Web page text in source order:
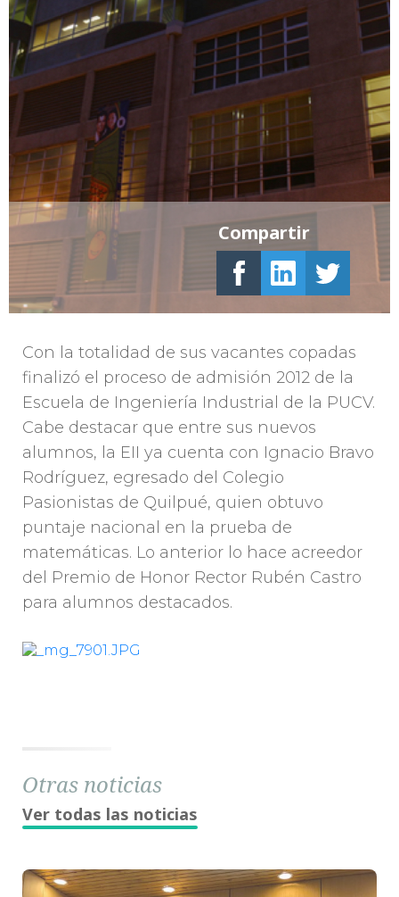
Con la totalidad de sus vacantes copadas
finalizó el proceso de admisión 2012 de la
Escuela de Ingeniería Industrial de la PUCV.
Cabe destacar que entre sus nuevos
alumnos, la EII ya cuenta con Ignacio Bravo
Rodríguez, egresado del Colegio
Pasionistas de Quilpué, quien obtuvo
puntaje nacional en la prueba de
matemáticas. Lo anterior lo hace acreedor
del Premio de Honor Rector Rubén Castro
para alumnos destacados.
Compartir
Otras noticias
Ver todas las noticias